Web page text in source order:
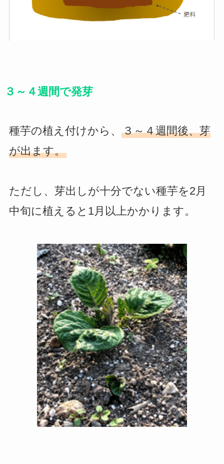
３～４週間で発芽
種芋の植え付けから、 ３～４週間後、芽
が出ます。
ただし、芽出しが十分でない種芋を2月
中旬に植えると1月以上かかります。